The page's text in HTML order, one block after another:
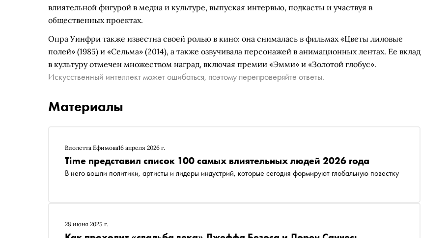
влиятельной фигурой в медиа и культуре, выпуская интервью, подкасты и участвуя в
общественных проектах.
Опра Уинфри также известна своей ролью в кино: она снималась в фильмах «Цветы лиловые
полей» (1985) и «Сельма» (2014), а также озвучивала персонажей в анимационных лентах. Ее вклад
в культуру отмечен множеством наград, включая премии «Эмми» и «Золотой глобус».
Искусственный интеллект может ошибаться, поэтому перепроверяйте ответы.
Материалы
Виолетта Ефимова16 апреля 2026 г.
Time представил список 100 самых влиятельных людей 2026 года
В него вошли политики, артисты и лидеры индустрий, которые сегодня формируют глобальную повестку
28 июня 2025 г.